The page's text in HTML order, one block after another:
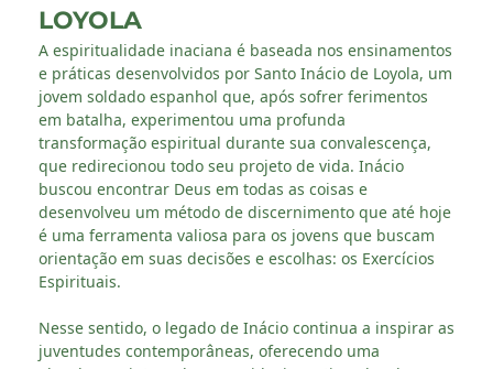
LOYOLA
A espiritualidade inaciana é baseada nos ensinamentos
e práticas desenvolvidos por Santo Inácio de Loyola, um
jovem soldado espanhol que, após sofrer ferimentos
em batalha, experimentou uma profunda
transformação espiritual durante sua convalescença,
que redirecionou todo seu projeto de vida. Inácio
buscou encontrar Deus em todas as coisas e
desenvolveu um método de discernimento que até hoje
é uma ferramenta valiosa para os jovens que buscam
orientação em suas decisões e escolhas: os Exercícios
Espirituais.
Nesse sentido, o legado de Inácio continua a inspirar as
juventudes contemporâneas, oferecendo uma